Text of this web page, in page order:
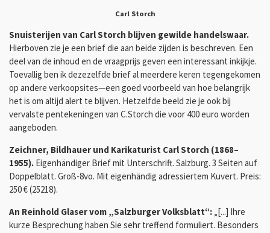
Carl Storch
Snuisterijen van Carl Storch blijven gewilde handelswaar.
Hierboven zie je een brief die aan beide zijden is beschreven. Een
deel van de inhoud en de vraagprijs geven een interessant inkijkje.
Toevallig ben ik dezezelfde brief al meerdere keren tegengekomen
op andere verkoopsites—een goed voorbeeld van hoe belangrijk
het is om altijd alert te blijven. Hetzelfde beeld zie je ook bij
vervalste pentekeningen van C.Storch die voor 400 euro worden
aangeboden.
Zeichner, Bildhauer und Karikaturist Carl Storch (1868–
1955). Eigenhändiger Brief mit Unterschrift. Salzburg. 3 Seiten auf
Doppelblatt. Groß-8vo. Mit eigenhändig adressiertem Kuvert. Preis:
250 € (25218).
An Reinhold Glaser vom „Salzburger Volksblatt“: „[...] Ihre
kurze Besprechung haben Sie sehr treffend formuliert. Besonders